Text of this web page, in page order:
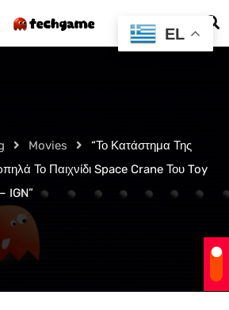
Movies
“Το Κατάστημα Της
Το Παιχνίδι Space Crane Του Toy
IGN”
EL